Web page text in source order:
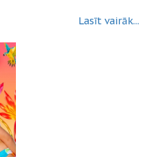
Lasīt vairāk...